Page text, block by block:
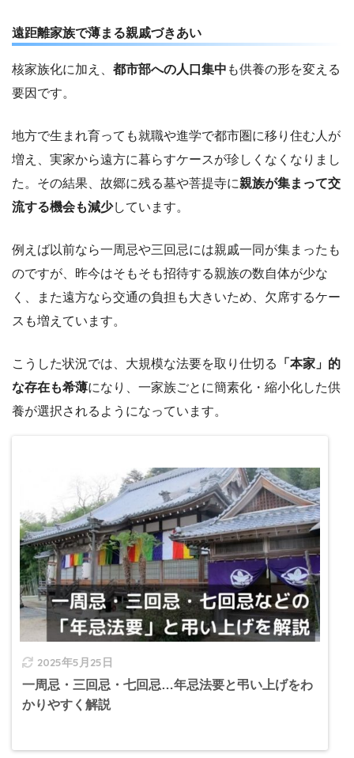
遠距離家族で薄まる親戚づきあい
核家族化に加え、 都市部への人口集中 も供養の形を変える
要因です。
地方で生まれ育っても就職や進学で都市圏に移り住む人が
増え、実家から遠方に暮らすケースが珍しくなくなりまし
た。その結果、故郷に残る墓や菩提寺に親族が集まって交
流する機会も減少しています。
例えば以前なら一周忌や三回忌には親戚一同が集まったも
のですが、昨今はそもそも招待する親族の数自体が少な
く、また遠方なら交通の負担も大きいため、欠席するケー
スも増えています。
こうした状況では、大規模な法要を取り仕切る
「本家」的
な存在も希薄になり、一家族ごとに簡素化・縮小化した供
養が選択されるようになっています。
2025年5月25日
一周忌・三回忌・七回忌…年忌法要と弔い上げをわ
かりやすく解説